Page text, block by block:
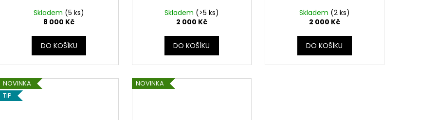
Skladem (5 ks)
8 000 Kč
DO KOŠÍKU
Skladem (>5 ks)
2 000 Kč
DO KOŠÍKU
Skladem (2 ks)
2 000 Kč
DO KOŠÍKU
NOVINKA
TIP
NOVINKA